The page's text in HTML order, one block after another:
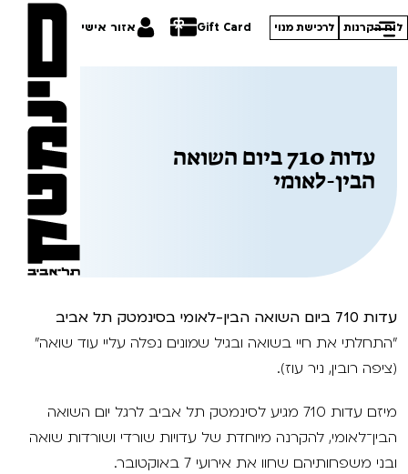
Gift Card אזור אישי לוח הקרנות לרכישת מנוי
הסרטים שלנו
חופשי למנויים
חדשים
סרט פלוס
לילדים ולכל המשפחה
הקרנות על פופים
מועדון אנגלית לקטנטנים
הדרכים הלא ידועות
במראה הישראלית
מחווה לג'ון קסאווטס
סיפורי קיץ
מחווה לקסבייה דולאן
סדרות עונת 26/27
קורסים
ההזמנות שלי
VOD
עדות 710 ביום השואה
הבין-לאומי
עדות 710 ביום השואה הבין-לאומי בסינמטק תל אביב
"התחלתי את חיי בשואה ובגיל שמונים נפלה עליי עוד שואה"
(ציפה רובין, ניר עוז).
מיזם עדות 710 מגיע לסינמטק תל אביב לרגל יום השואה
הבין־לאומי, להקרנה מיוחדת של עדויות שורדי ושורדות שואה
ובני משפחותיהם שחוו את אירועי 7 באוקטובר.